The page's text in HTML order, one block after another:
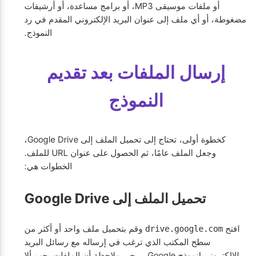
أو ملفات موسيقى MP3، أو برامج مساعدة، أو أرشيفات
مضغوطة، أو أي ملف إلى عنوان البريد الإلكتروني المقدم في رد
النموذج.
إرسال الملفات بعد تقديم
النموذج
كخطوة أولى، تحتاج إلى تحميل الملف إلى Google Drive،
وجعل الملف عامًا، ثم الحصول على عنوان URL للملف.
الخطوات هي:
تحميل الملف إلى Google Drive
افتح drive.google.com وقم بتحميل ملف واحد أو أكثر من
سطح المكتب الذي ترغب في إرساله مع رسائل البريد